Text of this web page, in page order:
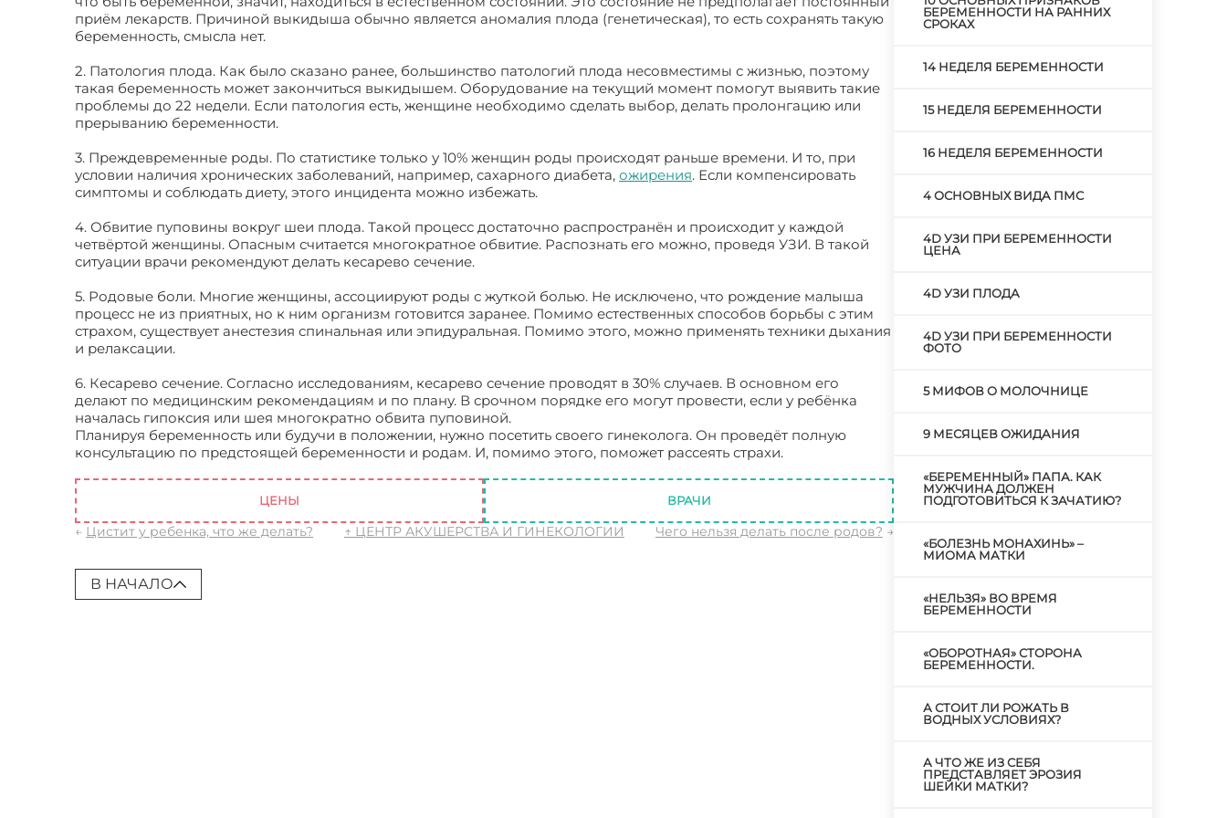
приём лекарств. Причиной выкидыша обычно является аномалия плода (генетическая), то есть сохранять такую
беременность, смысла нет.
2. Патология плода. Как было сказано ранее, большинство патологий плода несовместимы с жизнью, поэтому
такая беременность может закончиться выкидышем. Оборудование на текущий момент помогут выявить такие
проблемы до 22 недели. Если патология есть, женщине необходимо сделать выбор, делать пролонгацию или
прерыванию беременности.
3. Преждевременные роды. По статистике только у 10% женщин роды происходят раньше времени. И то, при
условии наличия хронических заболеваний, например, сахарного диабета, ожирения. Если компенсировать
симптомы и соблюдать диету, этого инцидента можно избежать.
4. Обвитие пуповины вокруг шеи плода. Такой процесс достаточно распространён и происходит у каждой
четвёртой женщины. Опасным считается многократное обвитие. Распознать его можно, проведя УЗИ. В такой
ситуации врачи рекомендуют делать кесарево сечение.
5. Родовые боли. Многие женщины, ассоциируют роды с жуткой болью. Не исключено, что рождение малыша
процесс не из приятных, но к ним организм готовится заранее. Помимо естественных способов борьбы с этим
страхом, существует анестезия спинальная или эпидуральная. Помимо этого, можно применять техники дыхания
и релаксации.
6. Кесарево сечение. Согласно исследованиям, кесарево сечение проводят в 30% случаев. В основном его
делают по медицинским рекомендациям и по плану. В срочном порядке его могут провести, если у ребёнка
началась гипоксия или шея многократно обвита пуповиной.
Планируя беременность или будучи в положении, нужно посетить своего гинеколога. Он проведёт полную
консультацию по предстоящей беременности и родам. И, помимо этого, поможет рассеять страхи.
ЦЕНЫ ВРАЧИ
← Цистит у ребенка, что же делать? ↑ ЦЕНТР АКУШЕРСТВА И ГИНЕКОЛОГИИ Чего нельзя делать после родов? →
В НАЧАЛО
БЕРЕМЕННОСТИ НА РАННИХ
СРОКАХ
14 НЕДЕЛЯ БЕРЕМЕННОСТИ
15 НЕДЕЛЯ БЕРЕМЕННОСТИ
16 НЕДЕЛЯ БЕРЕМЕННОСТИ
4 ОСНОВНЫХ ВИДА ПМС
4D УЗИ ПРИ БЕРЕМЕННОСТИ
ЦЕНА
4D УЗИ ПЛОДА
4D УЗИ ПРИ БЕРЕМЕННОСТИ
ФОТО
5 МИФОВ О МОЛОЧНИЦЕ
9 МЕСЯЦЕВ ОЖИДАНИЯ
«БЕРЕМЕННЫЙ» ПАПА. КАК
МУЖЧИНА ДОЛЖЕН
ПОДГОТОВИТЬСЯ К ЗАЧАТИЮ?
«БОЛЕЗНЬ МОНАХИНЬ» –
МИОМА МАТКИ
«НЕЛЬЗЯ» ВО ВРЕМЯ
БЕРЕМЕННОСТИ
«ОБОРОТНАЯ» СТОРОНА
БЕРЕМЕННОСТИ.
А СТОИТ ЛИ РОЖАТЬ В
ВОДНЫХ УСЛОВИЯХ?
А ЧТО ЖЕ ИЗ СЕБЯ
ПРЕДСТАВЛЯЕТ ЭРОЗИЯ
ШЕЙКИ МАТКИ?